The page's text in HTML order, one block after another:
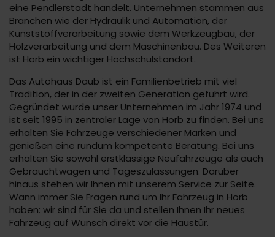
eine Pendlerstadt handelt. Unternehmen stammen aus
Branchen wie der Hydraulik und Automation, der
Kunststoffverarbeitung sowie dem Werkzeugbau, der
Holzverarbeitung und dem Maschinenbau. Des Weiteren
ist Horb ein wichtiger Hochschulstandort.
Das Autohaus Daub ist ein Familienbetrieb mit viel
Tradition, der in der zweiten Generation geführt wird.
Gegründet wurde unser Unternehmen im Jahr 1974 und
ist seit 1995 in zentraler Lage von Horb zu finden. Bei uns
erhalten Sie Fahrzeuge verschiedener Marken und
genießen eine rundum kompetente Beratung. Bei uns
erhalten Sie sowohl erstklassige Neufahrzeuge als auch
Gebrauchtwagen und Tageszulassungen. Darüber
hinaus stehen wir Ihnen mit unserem Service zur Seite.
Wann immer Sie Fragen rund um Ihr Fahrzeug in Horb
haben: wir sind für Sie da und stellen Ihnen Ihr neues
Fahrzeug auf Wunsch direkt vor die Haustür.